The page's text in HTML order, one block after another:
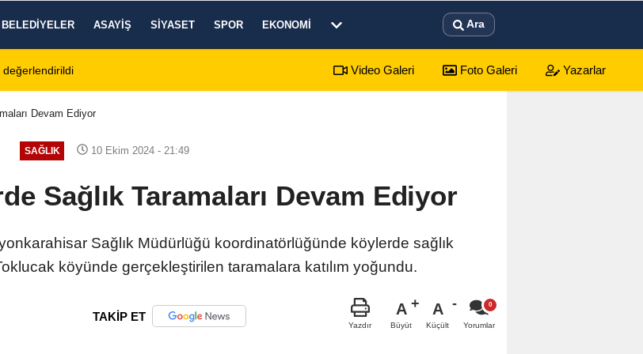
BELEDIYELER ASAYIŞ SIYASET SPOR EKONOMI Ara
Defin Bilgileri Açıklandı Dinar'da beş gün sürecek festival programı açıklandı 01:17
Video Galeri Foto Galeri Yazarlar
Devam Ediyor
SAĞLIK 10 Ekim 2024 - 21:49
Sağlık Taramaları Devam Ediyor
Sağlık Müdürlüğü koordinatörlüğünde köylerde sağlık
köyünde gerçekleştirilen taramalara katılım yoğundu.
TAKİP ET
Yazdır
A
Büyüt
A
Küçült Yorumlar